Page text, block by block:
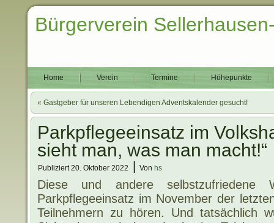
Bürgerverein
Home Verein Termine Höhepunkte
« Gastgeber für unseren Lebendigen Adventskalender gesucht!
Parkpflegeeinsatz im
sieht man, was man macht!“
Publiziert 20. Oktober 2022 Von hs
Diese und andere
Parkpflegeeinsatz im November der
Teilnehmern zu hören. Und tatsächlich